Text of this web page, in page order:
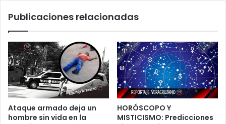
millones
Publicaciones relacionadas
Ataque armado deja un
hombre sin vida en la
HORÓSCOPO Y
MISTICISMO: Predicciones